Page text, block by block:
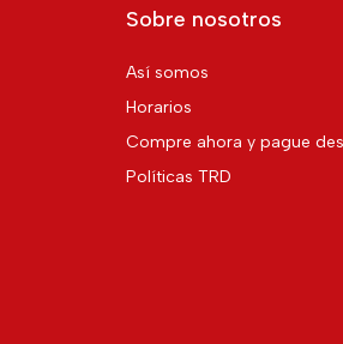
Sobre nosotros
Así somos
Horarios
Compre ahora y pague
Políticas TRD